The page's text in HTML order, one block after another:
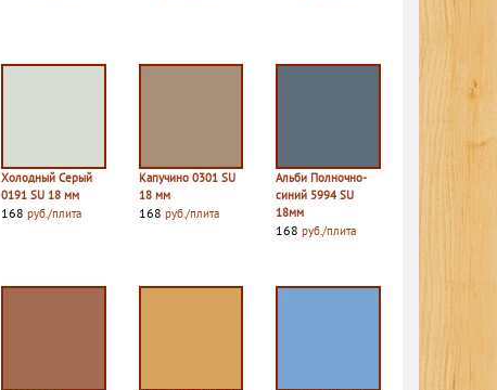
Холодный Серый
0191 SU 18 мм
168 руб./плита
Капучино 0301 SU
18 мм
168 руб./плита
Альби Полночно-
синий 5994 SU
18мм
168руб./плита